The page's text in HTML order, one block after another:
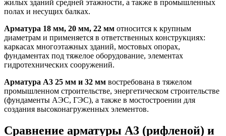
жилых зданий средней этажности, а также в промышленных
полах и несущих балках.
Арматура 18 мм, 20 мм, 22 мм относится к крупным
диаметрам и применяется в ответственных конструкциях:
каркасах многоэтажных зданий, мостовых опорах,
фундаментах под тяжелое оборудование, элементах
гидротехнических сооружений.
Арматура А3 25 мм и 32 мм востребована в тяжелом
промышленном строительстве, энергетическом строительстве
(фундаменты АЭС, ГЭС), а также в мостостроении для
создания высоконагруженных элементов.
Сравнение арматуры А3 (рифленой) и